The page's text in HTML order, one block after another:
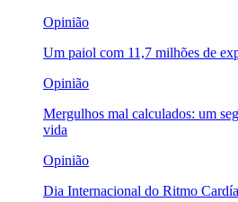
Opinião
Um paiol com 11,7 milhões de
Opinião
Mergulhos mal calculados: um
vida
Opinião
Dia Internacional do Ritmo